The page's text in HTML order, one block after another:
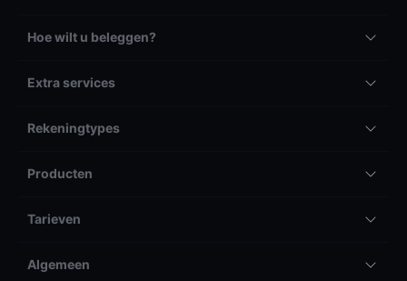
Hoe wilt u beleggen?
Extra services
Rekeningtypes
Producten
Tarieven
Algemeen